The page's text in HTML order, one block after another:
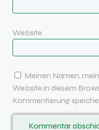
Website
Meinen Namen,
Website in diesem
Kommentierung